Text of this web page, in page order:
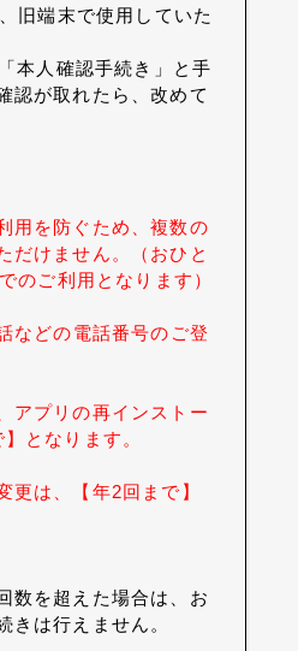
旧端末で使用していた
本人確認手続き」と手
認が取れたら、改めて
用を防ぐため、複数の
だけません。（おひと
のご利用となります）
などの電話番号のご登
アプリの再インストー
となります。
更は、【年2回まで】
数を超えた場合は、お
きは行えません。